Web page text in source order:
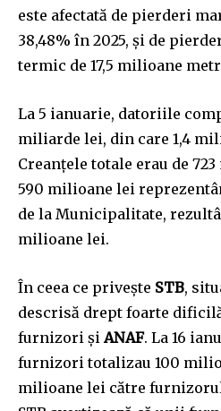
este afectată de pierderi
38,48% în 2025, și de
termic de 17,5 milioane
La 5 ianuarie, datoriile
miliarde lei, din care 1,4
Creanțele totale erau de
590 milioane lei
de la Municipalitate,
milioane lei.
În ceea ce privește STB,
descrisă drept foarte
furnizori și ANAF. La 16
furnizori totalizau 100
milioane lei către